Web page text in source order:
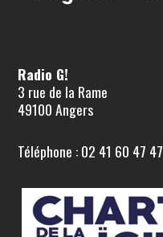
Radio G!
3 rue de la Rame
49100 Angers
Téléphone : 02 41 60 47 47